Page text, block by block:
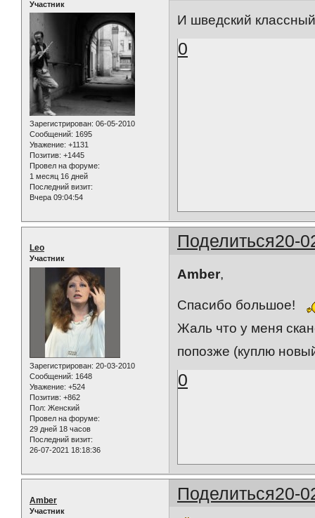
Участник
Зарегистрирован: 06-05-2010
Сообщений: 1695
Уважение: +1131
Позитив: +1445
Провел на форуме:
1 месяц 16 дней
Последний визит:
Вчера 09:04:54
И шведский
0
Поделиться20-
Leo
Участник
Зарегистрирован: 20-03-2010
Сообщений: 1648
Уважение: +524
Позитив: +862
Пол: Женский
Провел на форуме:
29 дней 18 часов
Последний визит:
26-07-2021 18:18:36
Amber,
Спасибо большое!
Жаль что у меня
попозже (куплю
0
Поделиться20-
Amber
Участник